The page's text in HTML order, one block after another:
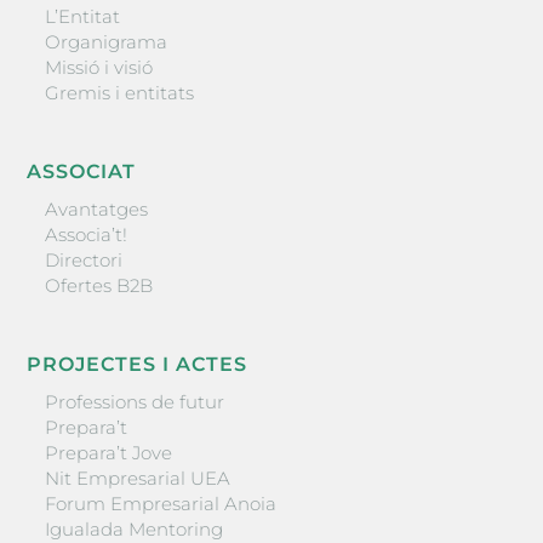
L’Entitat
Organigrama
Missió i visió
Gremis i entitats
ASSOCIAT
Avantatges
Associa’t!
Directori
Ofertes B2B
PROJECTES I ACTES
Professions de futur
Prepara’t
Prepara’t Jove
Nit Empresarial UEA
Forum Empresarial Anoia
Igualada Mentoring